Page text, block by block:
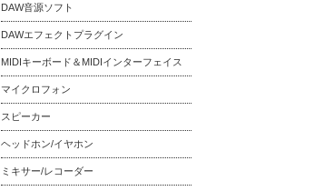
DAW音源ソフト
DAWエフェクトプラグイン
MIDIキーボード＆MIDIインターフェイス
マイクロフォン
スピーカー
ヘッドホン/イヤホン
ミキサー/レコーダー